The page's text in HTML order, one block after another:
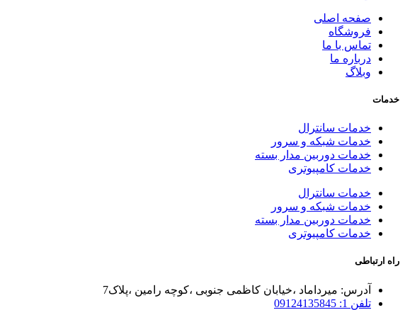
صفحه اصلی
فروشگاه
تماس با ما
درباره ما
وبلاگ
خدمات
خدمات سانترال
خدمات شبکه و سرور
خدمات دوربین مدار بسته
خدمات کامپیوتری
خدمات سانترال
خدمات شبکه و سرور
خدمات دوربین مدار بسته
خدمات کامپیوتری
راه ارتباطی
آدرس: میرداماد ،خیابان کاظمی جنوبی ،کوچه رامین ،پلاک7
تلفن 1: 09124135845